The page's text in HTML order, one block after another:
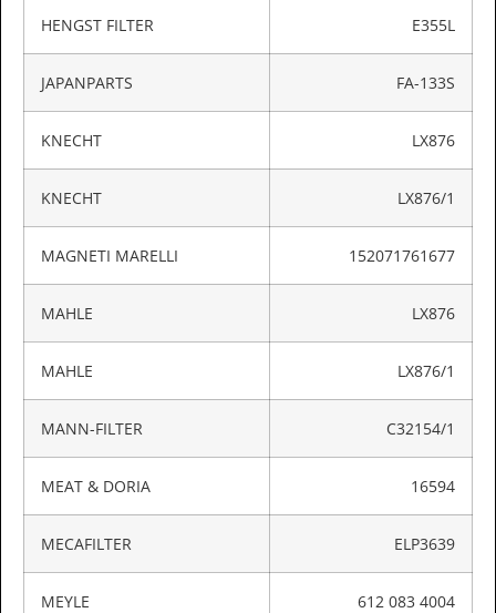
HENGST FILTER E355L
JAPANPARTS FA-133S
KNECHT LX876
KNECHT LX876/1
MAGNETI MARELLI 152071761677
MAHLE LX876
MAHLE LX876/1
MANN-FILTER C32154/1
MEAT & DORIA 16594
MECAFILTER ELP3639
MEYLE 612 083 4004